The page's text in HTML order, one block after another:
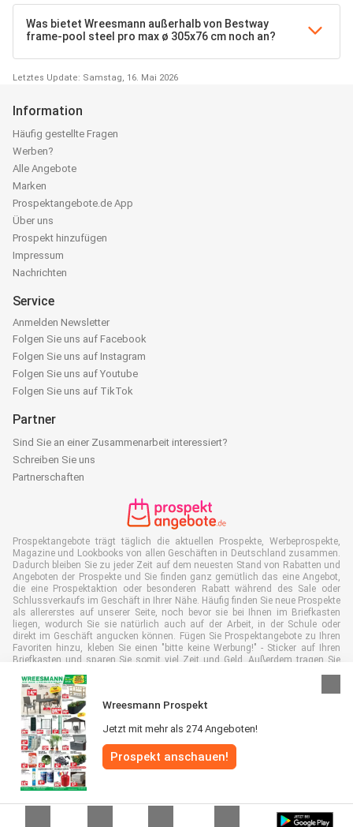
Was bietet Wreesmann außerhalb von Bestway
frame-pool steel pro max ø 305x76 cm noch an?
Letztes Update: Samstag, 16. Mai 2026
Wreesmann Prospekt
Jetzt mit mehr als 274 Angeboten!
Prospekt anschauen!
Information
Häufig gestellte Fragen
Werben?
Alle Angebote
Marken
Prospektangebote.de App
Über uns
Prospekt hinzufügen
Impressum
Nachrichten
Service
Anmelden Newsletter
Folgen Sie uns auf Facebook
Folgen Sie uns auf Instagram
Folgen Sie uns auf Youtube
Folgen Sie uns auf TikTok
Partner
Sind Sie an einer Zusammenarbeit interessiert?
Schreiben Sie uns
Partnerschaften
Prospektangebote trägt täglich die aktuellen Prospekte, Werbeprospekte,
Magazine und Lookbooks von allen Geschäften in Deutschland zusammen.
Dadurch bleiben Sie zu jeder Zeit auf dem neuesten Stand von Rabatten und
Angeboten der Prospekte und Sie finden ganz gemütlich das eine Angebot,
die eine Prospektaktion oder besonderen Rabatt während des Sale oder
Schlussverkaufs im Geschäft in Ihrer Nähe. Häufig finden Sie neue Prospekte
als allererstes auf unserer Seite, noch bevor sie bei Ihnen im Briefkasten
liegen, wodurch Sie sie natürlich auch auf der Arbeit, in der Schule oder
direkt im Geschäft angucken können. Fügen Sie Prospektangebote zu Ihren
Favoriten hinzu, kleben Sie einen "bitte keine Werbung!" - Sticker auf Ihren
Briefkasten und sparen Sie somit viel Zeit und Geld. Außerdem tragen Sie
ist.
Alle Rechte vorbehalten © Prospektangebote.de 2026 |
|Allgemeine Geschäftsbedingungen